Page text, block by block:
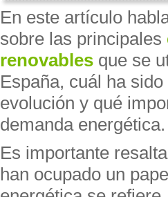
En este artículo
sobre las principales
renovables que se
España, cuál ha sido
evolución y qué
demanda energética.
Es importante
han ocupado un